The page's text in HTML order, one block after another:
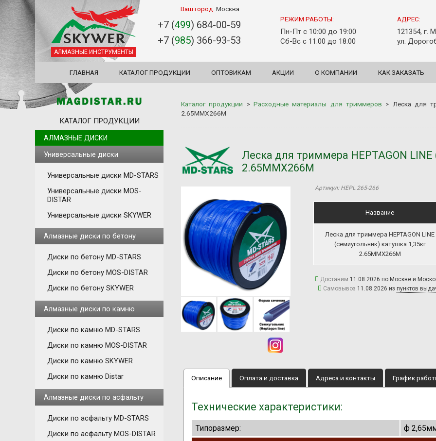
АЛМАЗНЫЕ ИНСТРУМЕНТЫ
Ваш город: Москва
+7 (499) 684-00-59
+7 (985) 366-93-53
РЕЖИМ РАБОТЫ:
Пн-Пт с 10:00 до 19:00
Сб-Вс с 11:00 до 18:00
АДРЕС:
121354, г.
ул.
ГЛАВНАЯ КАТАЛОГ ПРОДУКЦИИ ОПТОВИКАМ АКЦИИ О КОМПАНИИ КАК ЗАКАЗАТЬ
КАТАЛОГ ПРОДУКЦИИ
АЛМАЗНЫЕ ДИСКИ
Универсальные диски
Универсальные диски MD-STARS
Универсальные диски MOS-
DISTAR
Универсальные диски SKYWER
Алмазные диски по бетону
Диски по бетону MD-STARS
Диски по бетону MOS-DISTAR
Диски по бетону SKYWER
Алмазные диски по камню
Диски по камню MD-STARS
Диски по камню MOS-DISTAR
Диски по камню SKYWER
Диски по камню Distar
Алмазные диски по асфальту
Диски по асфальту MD-STARS
Диски по асфальту MOS-DISTAR
Каталог продукции >Расходные материалы для триммеров >
Леска для
2.65MMX266M
Леска для триммера HEPTAGON
2.65MMX266M
Артикул: HEPL 265-266
Название
Леска для триммера HEPTAGON LINE
(семиугольник) катушка 1,35кг
2.65MMX266M
Доставим 11.08.2026 по Москве и
Самовывоз 11.08.2026 из пунктов
Описание Оплата и доставка Адреса и контакты График
Технические характеристики:
Типоразмер: ф